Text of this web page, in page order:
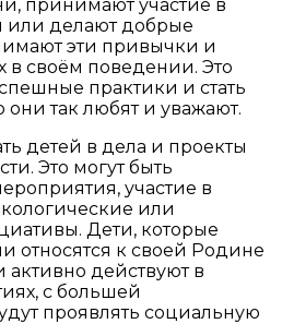
принимают участие в
или делают добрые
эти привычки и
в своём поведении. Это
практики и стать
они так любят и уважают.
детей в дела и проекты
Это могут быть
участие в
или
Дети, которые
относятся к своей Родине
действуют в
с большей
проявлять социальную